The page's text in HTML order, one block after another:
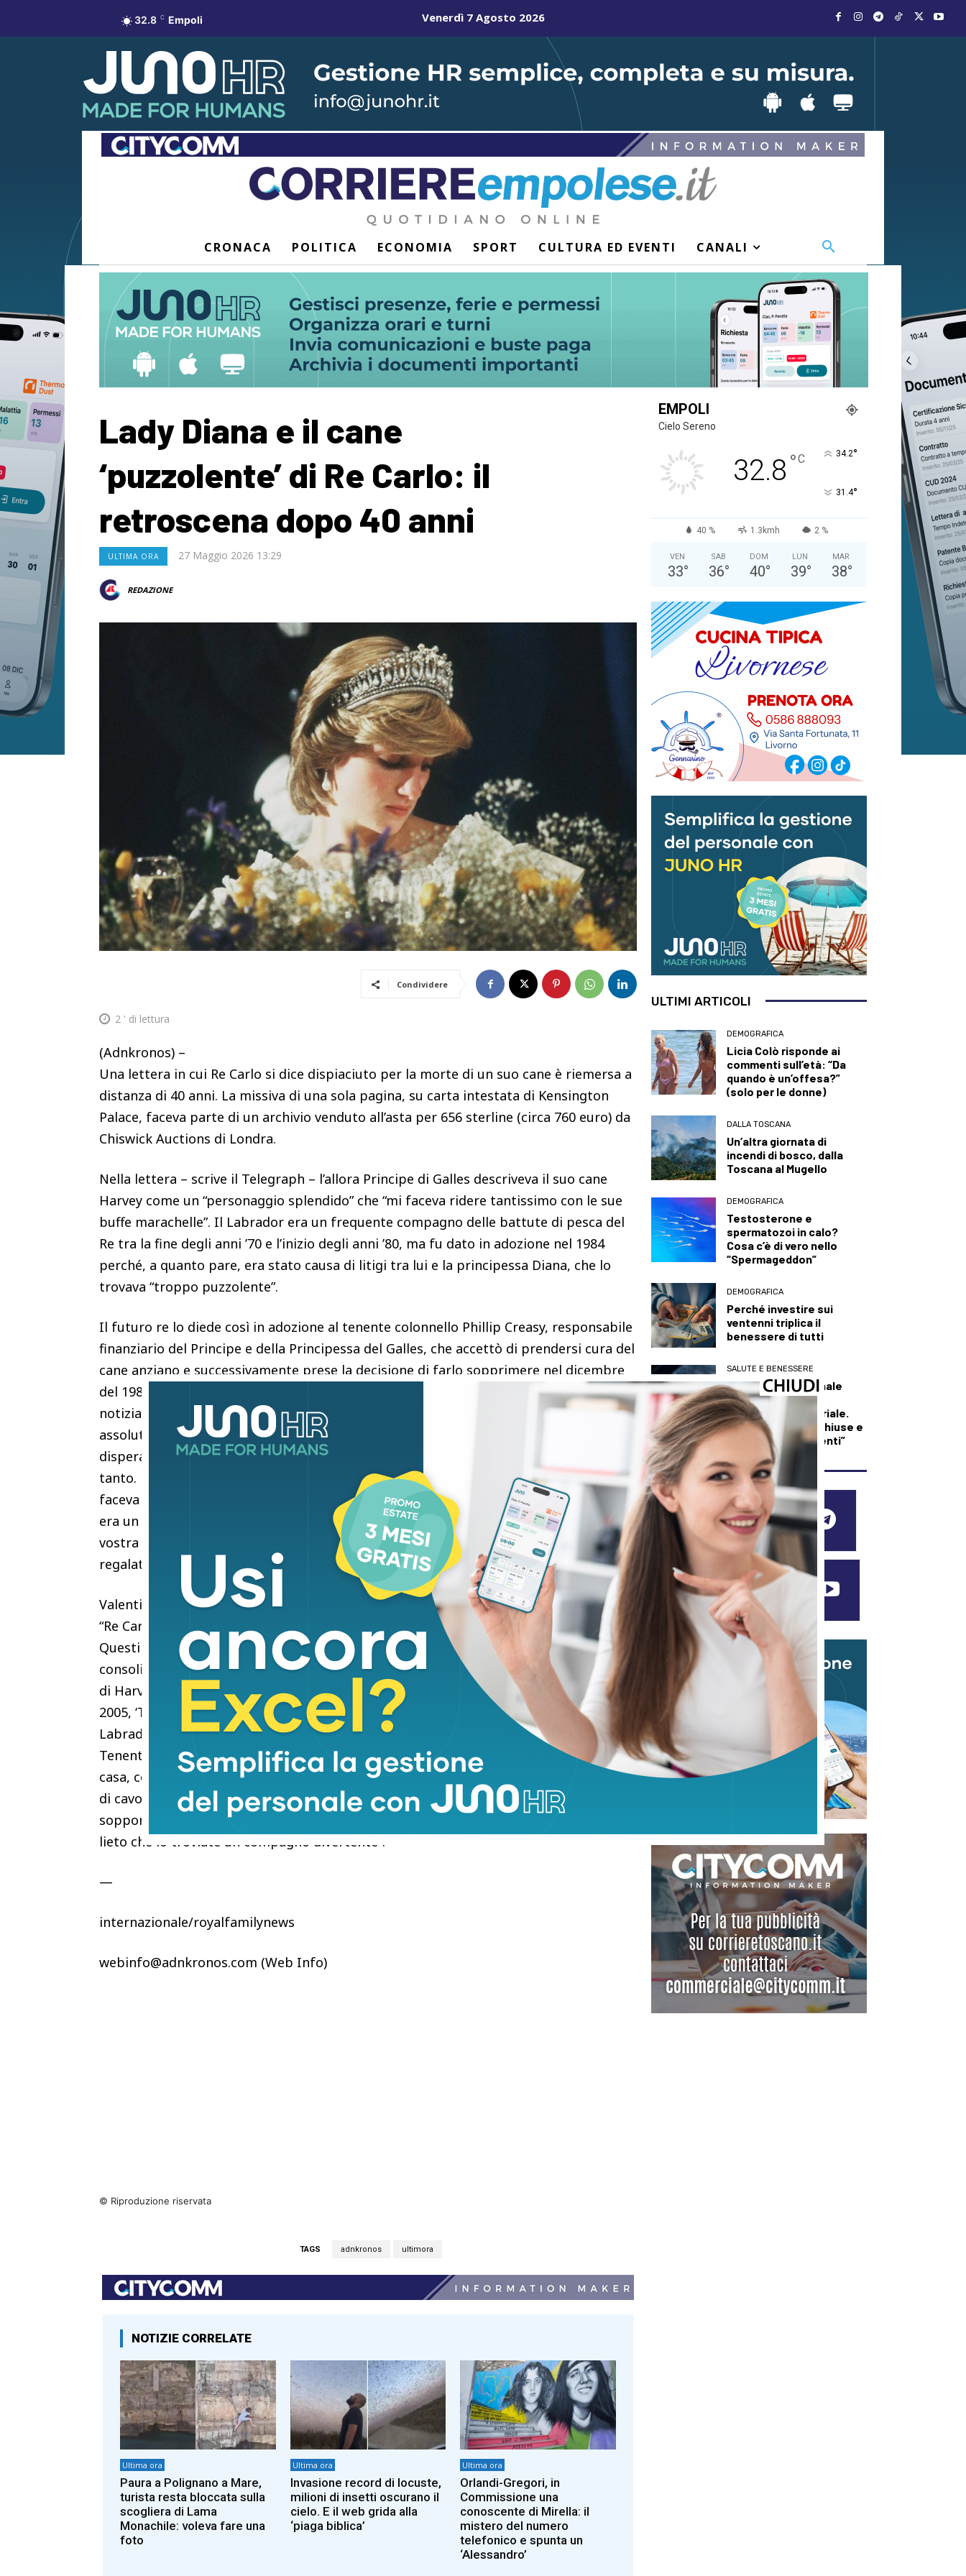
32.8 C Empoli Venerdì 7 Agosto 2026
CRONACA POLITICA ECONOMIA SPORT CULTURA ED EVENTI CANALI
Lady Diana e il cane
‘puzzolente’ di Re Carlo: il
retroscena dopo 40 anni
ULTIMA ORA 27 Maggio 2026 13:29
REDAZIONE
Condividere
2 ' di lettura
(Adnkronos) –
Una lettera in cui Re Carlo si dice dispiaciuto per la morte di un suo cane è riemersa a
distanza di 40 anni. La missiva di una sola pagina, su carta intestata di Kensington
Palace, faceva parte di un archivio venduto all’asta per 656 sterline (circa 760 euro) da
Chiswick Auctions di Londra.
Nella lettera – scrive il Telegraph – l’allora Principe di Galles descriveva il suo cane
Harvey come un “personaggio splendido” che “mi faceva ridere tantissimo con le sue
buffe marachelle”. Il Labrador era un frequente compagno delle battute di pesca del
Re tra la fine degli anni ’70 e l’inizio degli anni ’80, ma fu dato in adozione nel 1984
perché, a quanto pare, era stato causa di litigi tra lui e la principessa Diana, che lo
trovava “troppo puzzolente”.
Il futuro re lo diede così in adozione al tenente colonnello Phillip Creasy, responsabile
finanziario del Principe e della Principessa del Galles, che accettò di prendersi cura del
cane anziano e successivamente prese la decisione di farlo sopprimere nel dicembre
del 1987. Nella lettera recentemente resa pubblica, il Re, in risposta alla “tristissima”
notizia della morte di Harvey, disse al tenente colonnello Creasy: “Hai fatto
assolutamente bene a prendere questa decisione, anche se è sempre una decisione
disperata”. Il Re aggiunse: “Sono così contento che tutti voi lo abbiate amato così
tanto. Era un tipo splendido e, quando eravamo entrambi un po’ più giovani, mi
faceva ridere tantissimo con le sue buffonate”. “Come dici tu – proseguiva Charles –
era un vecchio amico fedele e non posso ringraziare abbastanza te e tua moglie per la
vostra grande gentilezza nell’aver accettato di prendervi cura di lui e per avergli
regalato una serena pensione lontano da quei canili umidi”.
Valentina Borghi, specialista di manoscritti presso Chiswick Auctions, ha dichiarato:
“Re Carlo ha spesso parlato pubblicamente del suo affetto per gli animali e la natura.
Questi oggetti dimostrano il suo sincero amore per il suo cane e rafforzano la sua
consolidata immagine di amante degli animali”. Le voci sul motivo dell’allontanamento
di Harvey dalla casa reale furono divulgate dalla biografa Penny Junor nel suo libro del
2005, ‘The Firm’, in cui raccontò: “Arrivò persino a dare via il suo fedele vecchio
Labrador Harvey perché Diana pensava che puzzasse”. Un memorandum d’archivio del
Tenente Colonnello Creasy rivelò inoltre che Harvey si era ben adattato alla sua nuova
casa, con un divertente accenno alla sua propensione a distruggere le aiuole e gli orti
di cavoli. Carlo rispose con umorismo al memorandum dicendo: “Se davvero riuscite a
sopportare le sue abitudini asociali, e vi prego di dirmi se vi mette a disagio, sono
lieto che lo troviate un compagno divertente”.
—
internazionale/royalfamilynews
webinfo@adnkronos.com (Web Info)
© Riproduzione riservata
TAGS adnkronos ultimora
NOTIZIE CORRELATE
Ultima ora
Paura a Polignano a Mare,
turista resta bloccata sulla
scogliera di Lama
Monachile: voleva fare una
foto
Ultima ora
Invasione record di locuste,
milioni di insetti oscurano il
cielo. E il web grida alla
‘piaga biblica’
Ultima ora
Orlandi-Gregori, in
Commissione una
conoscente di Mirella: il
mistero del numero
telefonico e spunta un
‘Alessandro’
EMPOLI
Cielo Sereno
32.8 °C 34.2°
31.4°
40 % 1.3kmh 2 %
VEN
33°
SAB
36°
DOM
40°
LUN
39°
MAR
38°
ULTIMI ARTICOLI
DEMOGRAFICA
Licia Colò risponde ai
commenti sull’età: “Da
quando è un’offesa?”
(solo per le donne)
DALLA TOSCANA
Un’altra giornata di
incendi di bosco, dalla
Toscana al Mugello
DEMOGRAFICA
Testosterone e
spermatozoi in calo?
Cosa c’è di vero nello
“Spermageddon”
DEMOGRAFICA
Perché investire sui
ventenni triplica il
benessere di tutti
SALUTE E BENESSERE
Maxi incendio a Finale
Emilia, in fiamme
capannone industriale.
L’Ausl: “Finestre chiuse e
condizionatori spenti”
SEGUICI SUI SOCIAL